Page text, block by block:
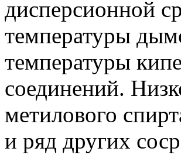
дисперсионной
температуры
температуры
соединений.
метилового
и ряд других